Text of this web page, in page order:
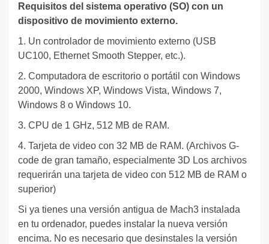
Requisitos del sistema operativo (SO) con un
dispositivo de movimiento externo.
1. Un controlador de movimiento externo (USB
UC100, Ethernet Smooth Stepper, etc.).
2. Computadora de escritorio o portátil con Windows
2000, Windows XP, Windows Vista, Windows 7,
Windows 8 o Windows 10.
3. CPU de 1 GHz, 512 MB de RAM.
4. Tarjeta de video con 32 MB de RAM. (Archivos G-
code de gran tamaño, especialmente 3D Los archivos
requerirán una tarjeta de video con 512 MB de RAM o
superior)
Si ya tienes una versión antigua de Mach3 instalada
en tu ordenador, puedes instalar la nueva versión
encima. No es necesario que desinstales la versión